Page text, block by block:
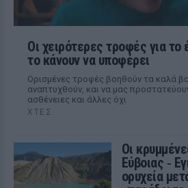
Οι χειρότερες τροφές για το
το κάνουν να υποφέρει
Ορισμένες τροφές βοηθούν τα καλά
αναπτυχθούν, και να μας
ασθένειες και άλλες όχι
ΧΤΕΣ
Οι
Εύβοιας ‑
ορυχεία